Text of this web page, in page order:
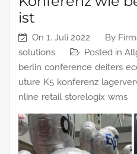
ist
On 1. Juli 2022 By
solutions
Posted in
berlin conference deiters
uture K5 konferenz
nline retail storelogix wms